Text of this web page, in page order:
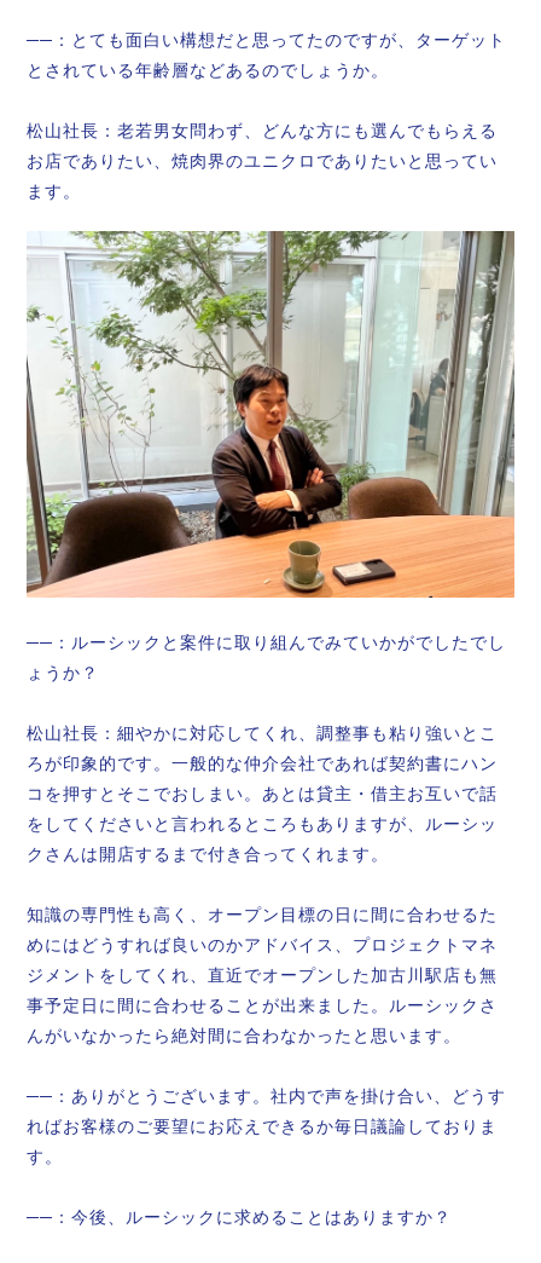
──：とても面白い構想だと思ってたのですが、ターゲット
とされている年齢層などあるのでしょうか。
松山社長：老若男女問わず、どんな方にも選んでもらえる
お店でありたい、焼肉界のユニクロでありたいと思ってい
ます。
──：ルーシックと案件に取り組んでみていかがでしたでし
ょうか？
松山社長：細やかに対応してくれ、調整事も粘り強いとこ
ろが印象的です。一般的な仲介会社であれば契約書にハン
コを押すとそこでおしまい。あとは貸主・借主お互いで話
をしてくださいと言われるところもありますが、ルーシッ
クさんは開店するまで付き合ってくれます。
知識の専門性も高く、オープン目標の日に間に合わせるた
めにはどうすれば良いのかアドバイス、プロジェクトマネ
ジメントをしてくれ、直近でオープンした加古川駅店も無
事予定日に間に合わせることが出来ました。ルーシックさ
んがいなかったら絶対間に合わなかったと思います。
──：ありがとうございます。社内で声を掛け合い、どうす
ればお客様のご要望にお応えできるか毎日議論しておりま
す。
──：今後、ルーシックに求めることはありますか？